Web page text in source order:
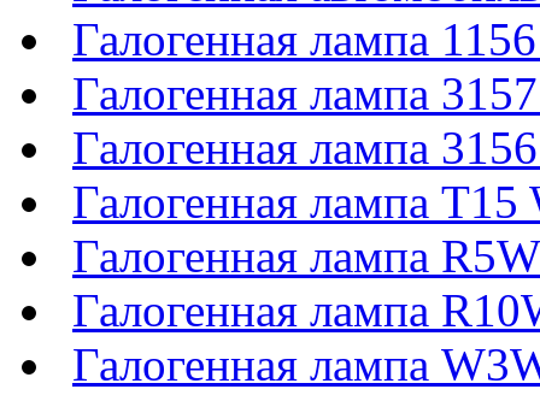
Галогенная лампа
Галогенная лампа
Галогенная лампа
Галогенная лампа T15
Галогенная лампа
Галогенная лампа
Галогенная лампа